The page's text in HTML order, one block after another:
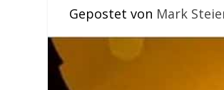
Gepostet von Mark